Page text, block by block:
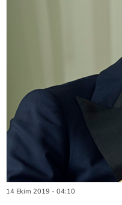
14 Ekim 2019 - 04:10